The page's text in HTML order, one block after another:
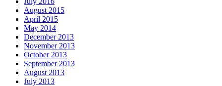
August 2015
April 2015
May 2014
December 2013
November 2013
October 2013
September 2013
August 2013
July 2013